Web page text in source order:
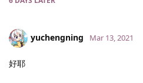
yuchengning Mar 13, 2021
好耶